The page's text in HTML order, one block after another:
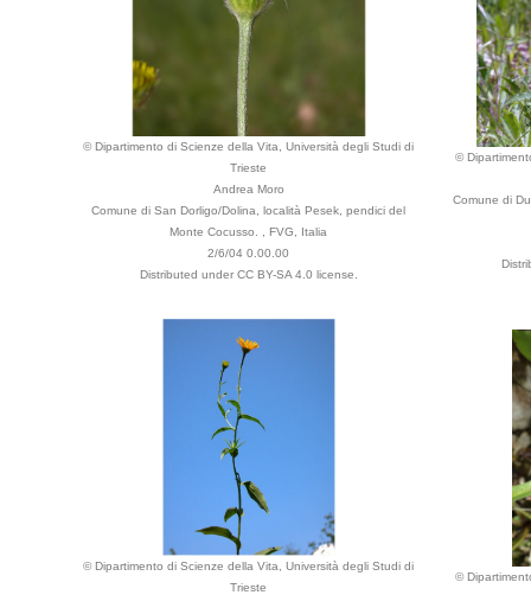
© Dipartimento di Scienze della Vita, Università degli Studi di
Trieste
Andrea Moro
Comune di San Dorligo/Dolina, località Pesek, pendici del
Monte Cocusso. , FVG, Italia
2/6/04 0.00.00
Distributed under CC BY-SA 4.0 license.
©
Comune di
© Dipartimento di Scienze della Vita, Università degli Studi di
Trieste
©